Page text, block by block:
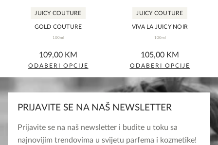
be
chosen
product
be
chosen
on
product
JUICY COUTURE
GOLD COUTURE
100ml
0,0
rating
109,00 KM
ODABERI OPCIJE
This
product
multiple
variants.
The
JUICY COUTURE
VIVA LA JUICY NOIR
100ml
0,0
rating
105,00 KM
ODABERI OPCIJE
This
product
multiple
variants.
The
PRIJAVITE SE NA NAŠ NEWSLETTER
Prijavite se na naš newsletter i budite u toku sa
najnovijim trendovima u svijetu parfema i kozmetike!